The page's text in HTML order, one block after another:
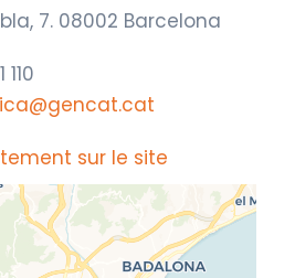
7. 08002 Barcelona
sur le site